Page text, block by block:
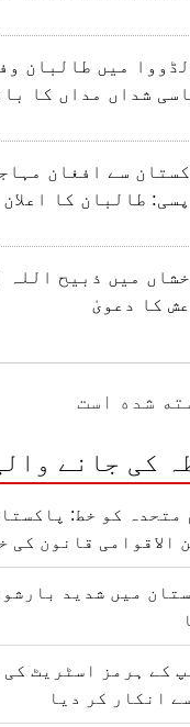
میں طالبان
شداں مداں کا
سے افغان
طالبان کا اعلان
میں ذبیح اللہ
کا دعویٰ
شده است
کی جانے
متحدہ کو خط:
الاقوامی قانون کی
میں شدید
کے ہرمز اسٹریٹ
انکار کر دیا